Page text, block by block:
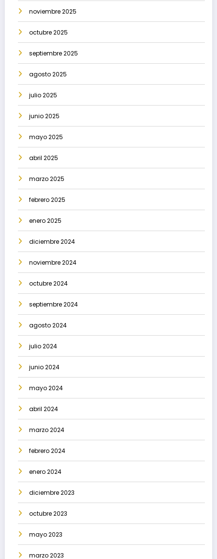
noviembre 2025
octubre 2025
septiembre 2025
agosto 2025
julio 2025
junio 2025
mayo 2025
abril 2025
marzo 2025
febrero 2025
enero 2025
diciembre 2024
noviembre 2024
octubre 2024
septiembre 2024
agosto 2024
julio 2024
junio 2024
mayo 2024
abril 2024
marzo 2024
febrero 2024
enero 2024
diciembre 2023
octubre 2023
mayo 2023
marzo 2023